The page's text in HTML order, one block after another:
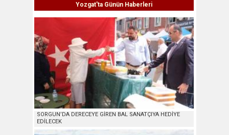
Yozgat'ta Günün Haberleri
SORGUN’DA DERECEYE GİREN BAL SANATÇIYA HEDİYE
EDİLECEK